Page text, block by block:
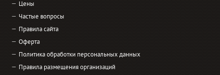
Цены
Частые вопросы
Правила сайта
Оферта
Политика обработки персональных данных
Правила размещения организаций